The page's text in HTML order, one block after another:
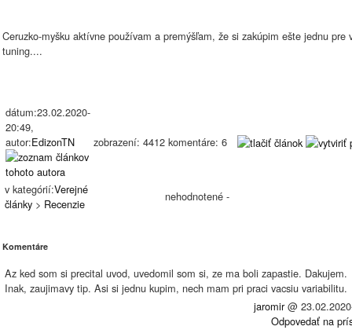
Ceruzko-myšku aktívne používam a premýšľam, že si zakúpim ešte jednu pre
tuning....
dátum:23.02.2020-
20:49,
autor:EdizonTN zobrazení: 4412 komentáre: 6
v kategórií:Verejné
články > Recenzie
nehodnotené -
Komentáre
Az ked som si precital uvod, uvedomil som si, ze ma boli zapastie. Dakujem.
Inak, zaujimavy tip. Asi si jednu kupim, nech mam pri praci vacsiu variabilitu.
jaromir@
Odpovedať na